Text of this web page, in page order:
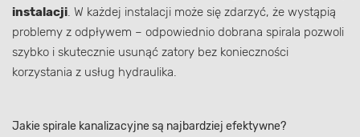
instalacji. W każdej instalacji może się zdarzyć, że wystąpią
problemy z odpływem – odpowiednio dobrana spirala pozwoli
szybko i skutecznie usunąć zatory bez konieczności
korzystania z usług hydraulika.
Jakie spirale kanalizacyjne są najbardziej efektywne?